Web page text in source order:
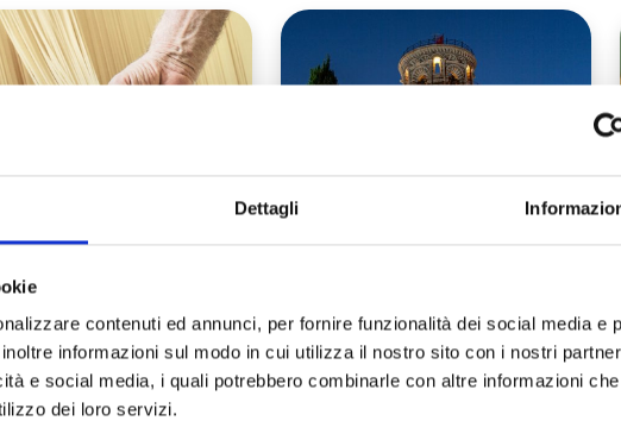
Dettagli
contenuti ed annunci, per fornire funzionalità dei social media e
informazioni sul modo in cui utilizza il nostro sito con i nostri
e social media, i quali potrebbero combinarle con altre informazioni
dei loro servizi.
Spaghetti di Lari
i Prodotti
della
850 anni della Torre
di Pisa: il 9 agosto
visite gratuite ai